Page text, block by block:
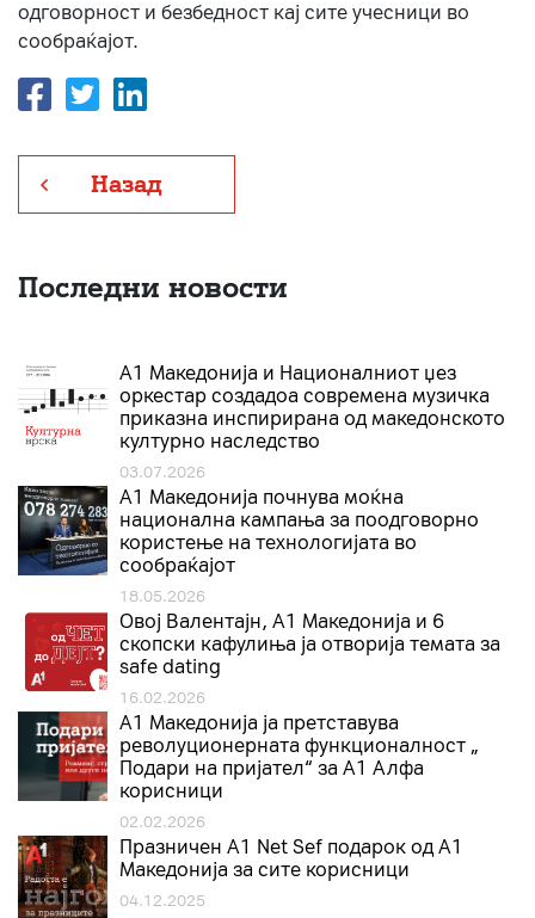
одговорност и безбедност кај сите учесници во
сообраќајот.
Назад
Последни новости
А1 Македонија и Националниот џез
оркестар создадоа современа музичка
приказна инспирирана од македонското
културно наследство
03.07.2026
A1 Македонија почнува моќна
национална кампања за поодговорно
користење на технологијата во
сообраќајот
18.05.2026
Овој Валентајн, A1 Македонија и 6
скопски кафулиња ја отворија темата за
safe dating
16.02.2026
А1 Македонија ја претставува
револуционерната функционалност „
Подари на пријател“ за А1 Алфа
корисници
02.02.2026
Празничен A1 Net Sеf подарок од А1
Македонија за сите корисници
04.12.2025